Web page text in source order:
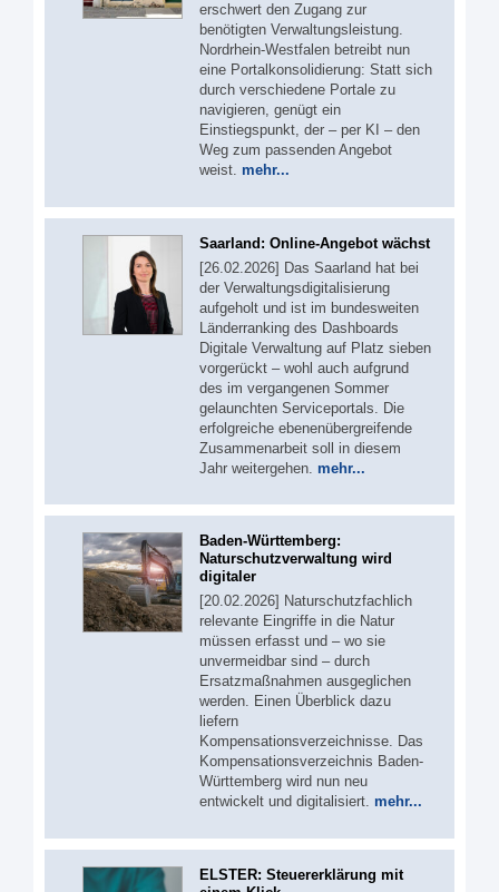
erschwert den Zugang zur
benötigten Verwaltungsleistung.
Nordrhein-Westfalen betreibt nun
eine Portalkonsolidierung: Statt sich
durch verschiedene Portale zu
navigieren, genügt ein
Einstiegspunkt, der – per KI – den
Weg zum passenden Angebot
weist. mehr...
Saarland: Online-Angebot wächst
[26.02.2026] Das Saarland hat bei
der Verwaltungsdigitalisierung
aufgeholt und ist im bundesweiten
Länderranking des Dashboards
Digitale Verwaltung auf Platz sieben
vorgerückt – wohl auch aufgrund
des im vergangenen Sommer
gelaunchten Serviceportals. Die
erfolgreiche ebenenübergreifende
Zusammenarbeit soll in diesem
Jahr weitergehen. mehr...
Baden-Württemberg:
Naturschutzverwaltung wird
digitaler
[20.02.2026] Naturschutzfachlich
relevante Eingriffe in die Natur
müssen erfasst und – wo sie
unvermeidbar sind – durch
Ersatzmaßnahmen ausgeglichen
werden. Einen Überblick dazu
liefern
Kompensationsverzeichnisse. Das
Kompensationsverzeichnis Baden-
Württemberg wird nun neu
entwickelt und digitalisiert. mehr...
ELSTER: Steuererklärung mit